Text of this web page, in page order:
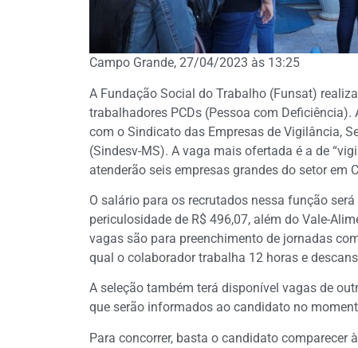
Campo Grande, 27/04/2023 às 13:25
A Fundação Social do Trabalho (Funsat)
trabalhadores PCDs (Pessoa com
com o Sindicato das Empresas de Vigilância,
(Sindesv-MS). A vaga mais ofertada é a de
atenderão seis empresas grandes do setor em
O salário para os recrutados nessa função
periculosidade de R$ 496,07, além do Vale-
vagas são para preenchimento de jornadas
qual o colaborador trabalha 12 horas e
A seleção também terá disponível vagas de
que serão informados ao candidato no
Para concorrer, basta o candidato comparecer